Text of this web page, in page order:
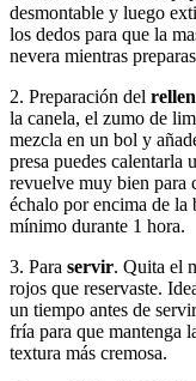
desmontable y luego
los dedos para que la
nevera mientras
2. Preparación del
la canela, el zumo de
mezcla en un bol y
presa puedes calentarla
revuelve muy bien para
échalo por encima de la
mínimo durante 1 hora.
3. Para servir. Quita el
rojos que reservaste.
un tiempo antes de
fría para que mantenga
textura más cremosa.